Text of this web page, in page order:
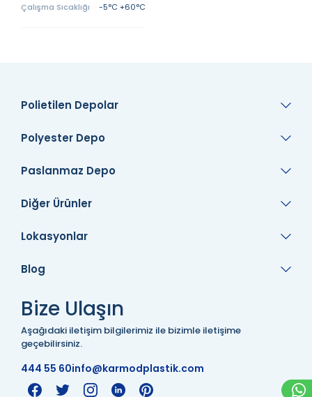
Çalışma Sıcaklığı -5°C +60°C
Polietilen Depolar
Polyester Depo
Paslanmaz Depo
Diğer Ürünler
Lokasyonlar
Bize Ulaşın
Aşağıdaki iletişim bilgilerimiz ile bizimle iletişime
geçebilirsiniz.
444 55 60info@karmodplastik.com
Blog